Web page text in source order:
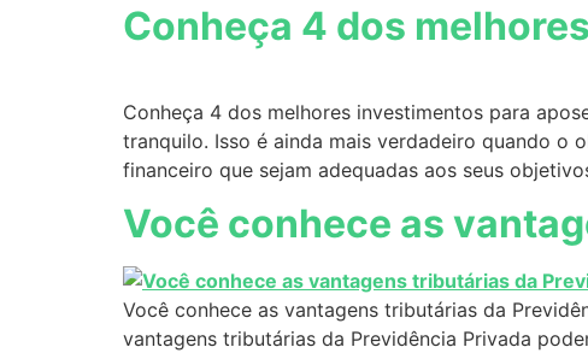
Conheça 4 dos
Conheça 4 dos melhores investimentos para
tranquilo. Isso é ainda mais verdadeiro quando o
financeiro que sejam adequadas aos seus
Você conhece as
Você conhece as vantagens tributárias da
vantagens tributárias da Previdência Privada